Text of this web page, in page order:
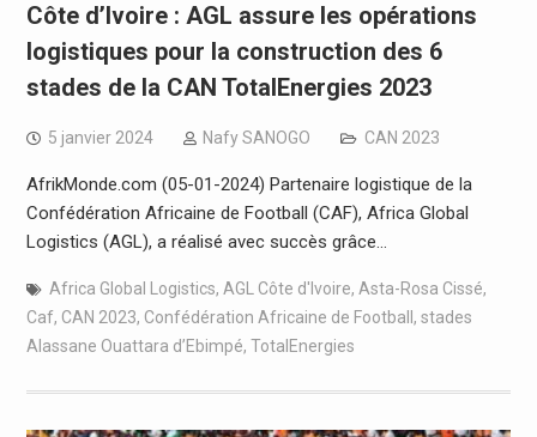
Côte d’Ivoire : AGL assure les opérations
logistiques pour la construction des 6
stades de la CAN TotalEnergies 2023
5 janvier 2024 Nafy SANOGO CAN 2023
AfrikMonde.com (05-01-2024) Partenaire logistique de la
Confédération Africaine de Football (CAF), Africa Global
Logistics (AGL), a réalisé avec succès grâce…
Africa Global Logistics, AGL Côte d'Ivoire, Asta-Rosa Cissé,
Caf, CAN 2023, Confédération Africaine de Football , stades
Alassane Ouattara d’Ebimpé, TotalEnergies